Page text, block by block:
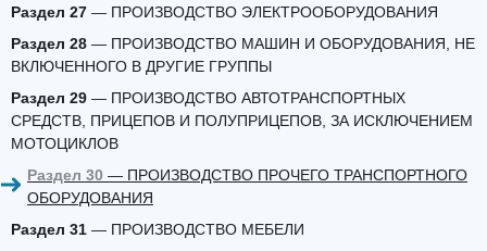
Раздел 27 — ПРОИЗВОДСТВО ЭЛЕКТРООБОРУДОВАНИЯ
Раздел 28 — ПРОИЗВОДСТВО МАШИН И ОБОРУДОВАНИЯ, НЕ
ВКЛЮЧЕННОГО В ДРУГИЕ ГРУППЫ
Раздел 29 — ПРОИЗВОДСТВО АВТОТРАНСПОРТНЫХ
СРЕДСТВ, ПРИЦЕПОВ И ПОЛУПРИЦЕПОВ, ЗА ИСКЛЮЧЕНИЕМ
МОТОЦИКЛОВ
Раздел 30 — ПРОИЗВОДСТВО ПРОЧЕГО ТРАНСПОРТНОГО
ОБОРУДОВАНИЯ
Раздел 31 — ПРОИЗВОДСТВО МЕБЕЛИ